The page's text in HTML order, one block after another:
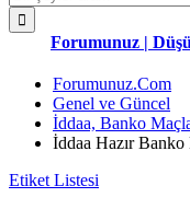
Forumunuz |
Forumunuz.Com
Genel ve Güncel
İddaa, Banko
İddaa Hazır
Etiket Listesi